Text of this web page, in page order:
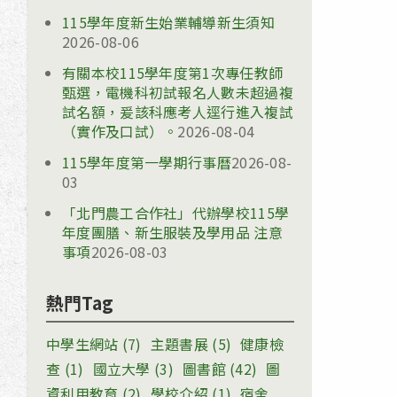
115學年度新生始業輔導新生須知
2026-08-06
有關本校115學年度第1次專任教師
甄選，電機科初試報名人數未超過複
試名額，爰該科應考人逕行進入複試
（實作及口試）。 2026-08-04
115學年度第一學期行事曆2026-08-
03
「北門農工合作社」代辦學校115學
年度團膳、新生服裝及學用品 注意
事項2026-08-03
熱門Tag
中學生網站 (7) 主題書展(5) 健康檢
查 (1) 國立大學 (3) 圖書館(42) 圖